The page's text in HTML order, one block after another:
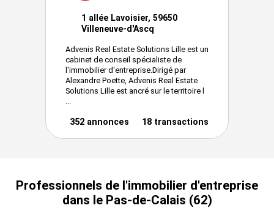
1 allée Lavoisier, 59650
Villeneuve-d'Ascq
Advenis Real Estate Solutions Lille est un
cabinet de conseil spécialiste de
l'immobilier d'entreprise.Dirigé par
Alexandre Poette, Advenis Real Estate
Solutions Lille est ancré sur le territoire l
...
352 annonces 18 transactions
Professionnels de l'immobilier d'entreprise
dans le Pas-de-Calais (62)